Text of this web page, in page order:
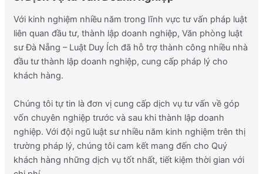
Với kinh nghiệm nhiều năm trong lĩnh vực tư vấn pháp luật
liên quan đầu tư, thành lập doanh nghiệp, Văn phòng luật
sư Đà Nẵng – Luật Duy Ích đã hỗ trợ thành công nhiều nhà
đầu tư thành lập doanh nghiệp, cung cấp pháp lý cho
khách hàng.
Chúng tôi tự tin là đơn vị cung cấp dịch vụ tư vấn về góp
vốn chuyên nghiệp trước và sau khi thành lập doanh
nghiệp. Với đội ngũ luật sư nhiều năm kinh nghiệm trên thị
trường pháp lý, chúng tôi cam kết mang đến cho Quý
khách hàng những dịch vụ tốt nhất, tiết kiệm thời gian với